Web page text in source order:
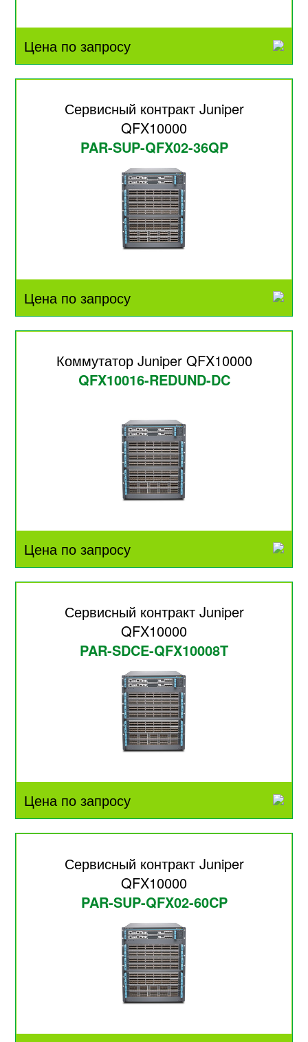
Цена по запросу
Сервисный контракт Juniper
QFX10000
PAR-SUP-QFX02-36QP
Цена по запросу
Коммутатор Juniper QFX10000
QFX10016-REDUND-DC
Цена по запросу
Сервисный контракт Juniper
QFX10000
PAR-SDCE-QFX10008T
Цена по запросу
Сервисный контракт Juniper
QFX10000
PAR-SUP-QFX02-60CP